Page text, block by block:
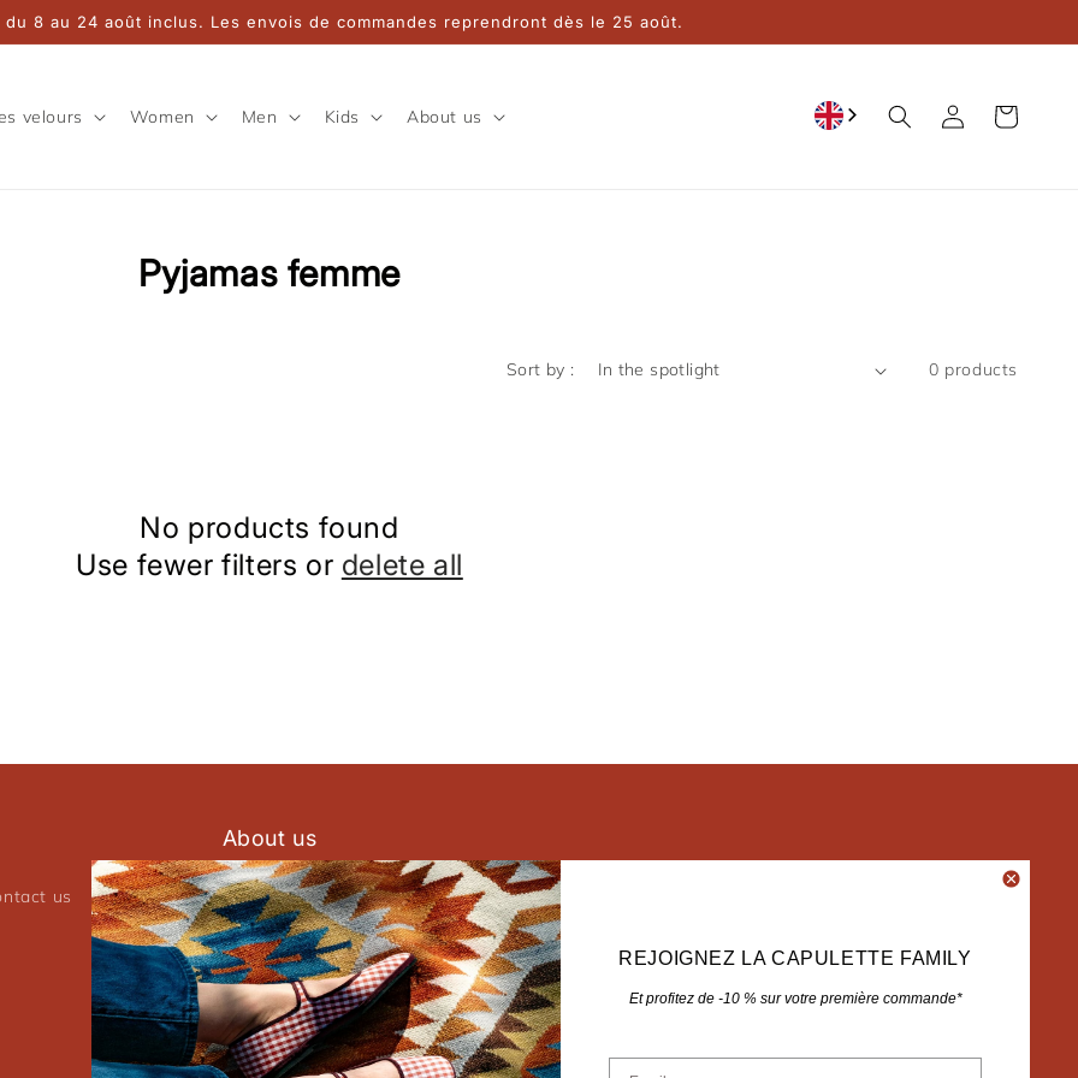
8 au 24 août inclus. Les envois de commandes reprendront dès le 25 août.
velours Women Men Kids About us ConnectionCart
Collection:
Pyjamas femme
Sort by : 0 products
No products found
Use fewer filters or delete all
About us
us Delivery Returns & Refunds General Terms
Terms of use
Maintenance tips
Connexion requise
Connectez-vous à votre compte pour ajouter des produits
à votre liste de souhaits et afficher vos articles
REJOIGNEZ LA CAPULETTE FAMILY
Et profitez de -10 % sur votre première commande*